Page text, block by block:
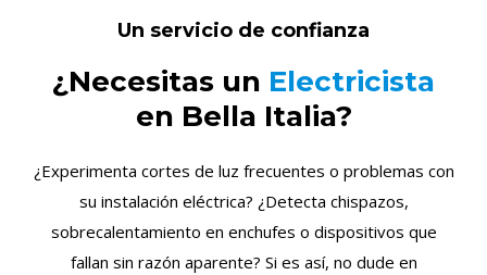
Un servicio de confianza
¿Necesitas un Electricista
en Bella Italia?
¿Experimenta cortes de luz frecuentes o problemas con
su instalación eléctrica? ¿Detecta chispazos,
sobrecalentamiento en enchufes o dispositivos que
fallan sin razón aparente? Si es así, no dude en